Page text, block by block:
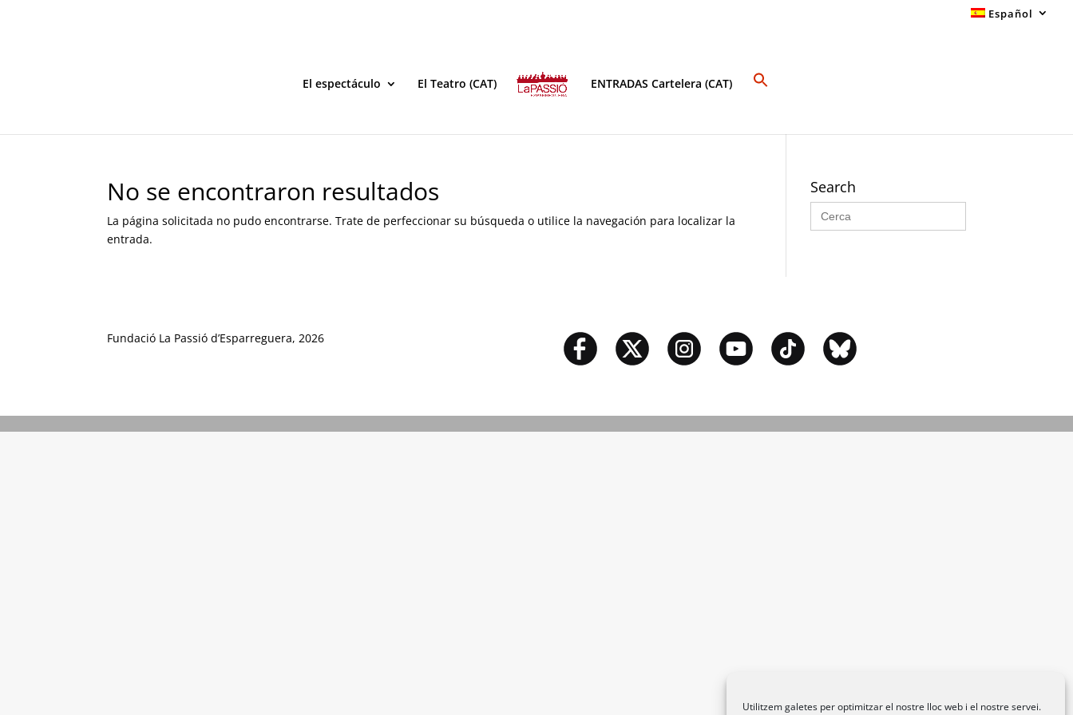
Utilitzem galetes per optimitzar el nostre lloc web i el nostre servei.
Español
El espectáculo El Teatro (CAT) ENTRADAS Cartelera (CAT)
No se encontraron resultados
La página solicitada no pudo encontrarse. Trate de perfeccionar su búsqueda o utilice la navegación para localizar la
entrada.
Search
Buscar:
Fundació La Passió d’Esparreguera, 2026